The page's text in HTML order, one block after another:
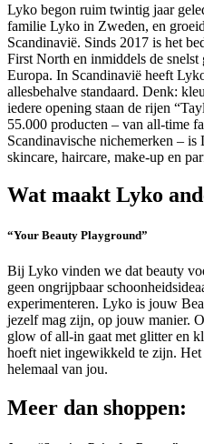
Lyko begon ruim twintig jaar
familie Lyko in Zweden, en
Scandinavië. Sinds 2017 is het
First North en inmiddels de snelst
Europa. In Scandinavië heeft
allesbehalve standaard. Denk:
iedere opening staan de rijen
55.000 producten – van all-time
Scandinavische nichemerken –
skincare, haircare, make-up en
Wat maakt Lyko
“Your Beauty Playground”
Bij Lyko vinden we dat beauty
geen ongrijpbaar
experimenteren. Lyko is jouw
jezelf mag zijn, op jouw manier.
glow of all-in gaat met glitter en
hoeft niet ingewikkeld te zijn.
helemaal van jou.
Meer dan shoppen: